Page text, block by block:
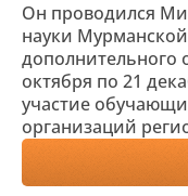
Он проводился
науки
дополнительного
октября по 21
участие
организаций